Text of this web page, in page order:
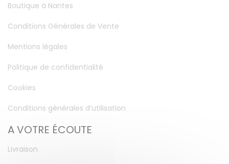
Boutique à Nantes
Conditions Générales de Vente
Mentions légales
Politique de confidentialité
Cookies
Conditions générales d’utilisation
A VOTRE ÉCOUTE
Livraison